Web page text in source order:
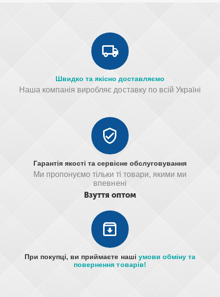
Швидко та якісно доставляємо
Наша компанія виробляє доставку по всій Україні
Гарантія якості та сервісне обслуговування
Ми пропонуємо тільки ті товари, якими ми
впевнені
Взуття оптом
При покупці, ви приймаєте наші умови обміну та
повернення товарів!